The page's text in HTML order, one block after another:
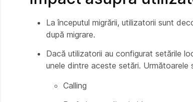
La începutul migrării, utilizatorii sunt
după migrare.
Dacă utilizatorii au configurat setările
unele dintre aceste setări.
Calling